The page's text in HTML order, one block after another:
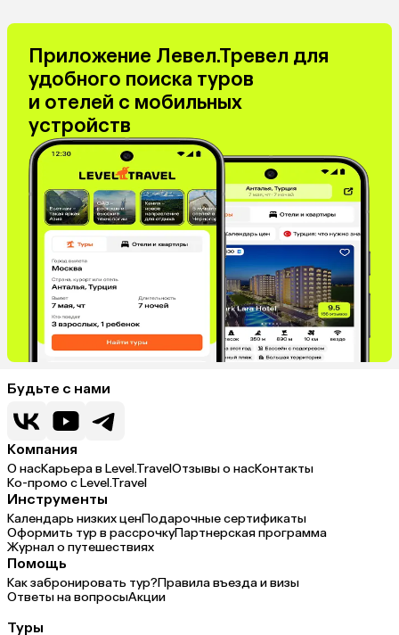
Приложение Левел.Тревел для
удобного поиска туров
и отелей с мобильных
устройств
Будьте с нами
Компания
О насКарьера в Level.TravelОтзывы о насКонтакты
Ко-промо с Level.Travel
Инструменты
Календарь низких ценПодарочные сертификаты
Оформить тур в рассрочкуПартнерская программа
Журнал о путешествиях
Помощь
Как забронировать тур?Правила въезда и визы
Ответы на вопросыАкции
Туры